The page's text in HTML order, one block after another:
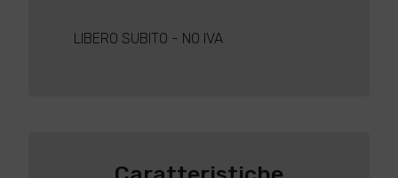
LIBERO SUBITO - NO IVA